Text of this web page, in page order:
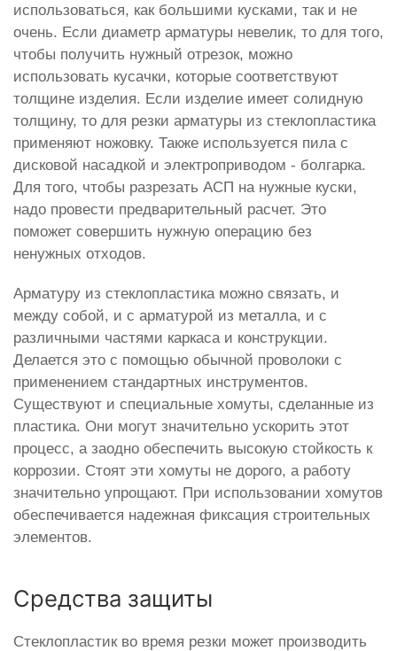
использоваться, как большими кусками, так и не
очень. Если диаметр арматуры невелик, то для того,
чтобы получить нужный отрезок, можно
использовать кусачки, которые соответствуют
толщине изделия. Если изделие имеет солидную
толщину, то для резки арматуры из стеклопластика
применяют ножовку. Также используется пила с
дисковой насадкой и электроприводом - болгарка.
Для того, чтобы разрезать АСП на нужные куски,
надо провести предварительный расчет. Это
поможет совершить нужную операцию без
ненужных отходов.
Арматуру из стеклопластика можно связать, и
между собой, и с арматурой из металла, и с
различными частями каркаса и конструкции.
Делается это с помощью обычной проволоки с
применением стандартных инструментов.
Существуют и специальные хомуты, сделанные из
пластика. Они могут значительно ускорить этот
процесс, а заодно обеспечить высокую стойкость к
коррозии. Стоят эти хомуты не дорого, а работу
значительно упрощают. При использовании хомутов
обеспечивается надежная фиксация строительных
элементов.
Средства защиты
Стеклопластик во время резки может производить